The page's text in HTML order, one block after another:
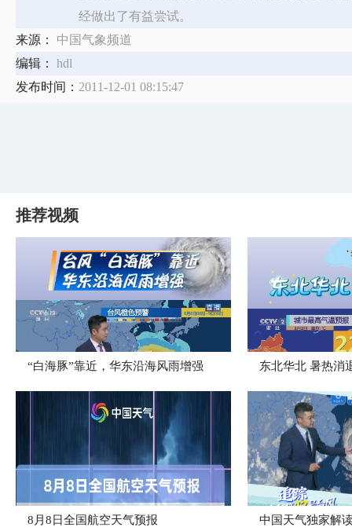
经做出了有益尝试。
来源：
中国气象频道
编辑：
hdl
发布时间： 2011-12-01 08:15:47
推荐视频
“白海豚”靠近，华东沿海风雨增强 东北华北 暑热消
8月8日全国航空天气预报 中国天气独家解